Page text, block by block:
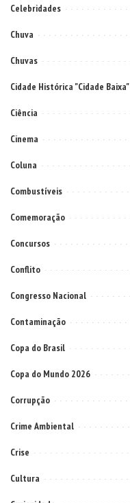
Celebridades
Chuva
Chuvas
Cidade Histórica "Cidade Baixa"
Ciência
Cinema
Coluna
Combustíveis
Comemoração
Concursos
Conflito
Congresso Nacional
Contaminação
Copa do Brasil
Copa do Mundo 2026
Corrupção
Crime Ambiental
Crise
Cultura